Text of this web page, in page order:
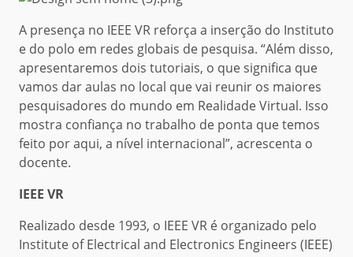
A presença no IEEE VR reforça a inserção do Instituto
e do polo em redes globais de pesquisa. “Além disso,
apresentaremos dois tutoriais, o que significa que
vamos dar aulas no local que vai reunir os maiores
pesquisadores do mundo em Realidade Virtual. Isso
mostra confiança no trabalho de ponta que temos
feito por aqui, a nível internacional”, acrescenta o
docente.
IEEE VR
Realizado desde 1993, o IEEE VR é organizado pelo
Institute of Electrical and Electronics Engineers (IEEE)